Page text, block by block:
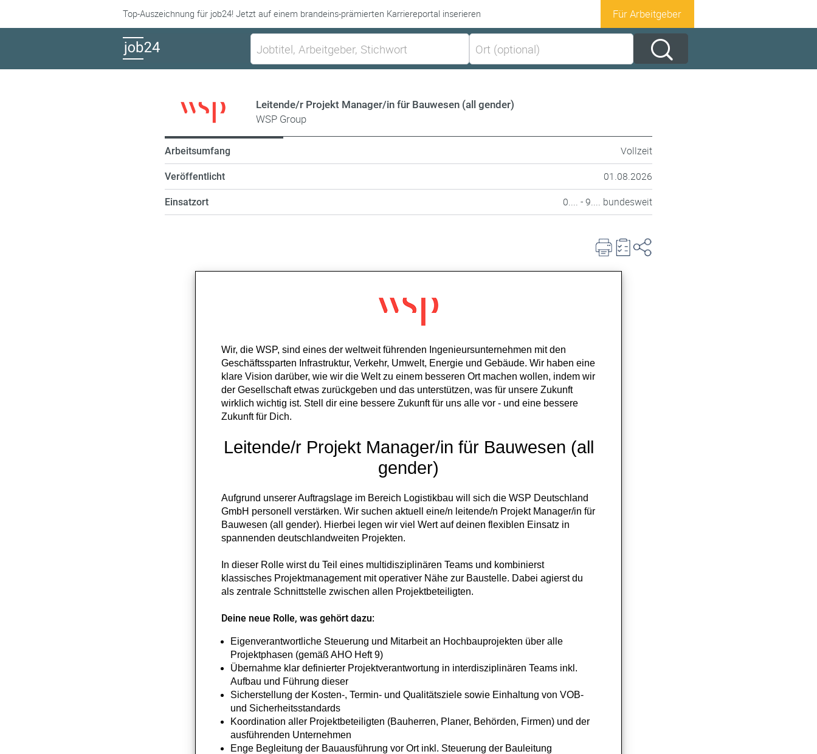
Top-Auszeichnung für job24! Jetzt auf einem brandeins-prämierten Karriereportal inserieren Für Arbeitgeber
Leitende/r Projekt Manager/in für Bauwesen (all gender)
WSP Group
Arbeitsumfang Vollzeit
Veröffentlicht 01.08.2026
Einsatzort 0.... - 9.... bundesweit
Wir, die WSP, sind eines der weltweit führenden Ingenieursunternehmen mit den
Geschäftssparten Infrastruktur, Verkehr, Umwelt, Energie und Gebäude. Wir haben eine
klare Vision darüber, wie wir die Welt zu einem besseren Ort machen wollen, indem wir
der Gesellschaft etwas zurückgeben und das unterstützen, was für unsere Zukunft
wirklich wichtig ist. Stell dir eine bessere Zukunft für uns alle vor - und eine bessere
Zukunft für Dich.
Leitende/r Projekt Manager/in für Bauwesen (all
gender)
Aufgrund unserer Auftragslage im Bereich Logistikbau will sich die WSP Deutschland
GmbH personell verstärken. Wir suchen aktuell eine/n leitende/n Projekt Manager/in für
Bauwesen (all gender). Hierbei legen wir viel Wert auf deinen flexiblen Einsatz in
spannenden deutschlandweiten Projekten.
In dieser Rolle wirst du Teil eines multidisziplinären Teams und kombinierst
klassisches Projektmanagement mit operativer Nähe zur Baustelle. Dabei agierst du
als zentrale Schnittstelle zwischen allen Projektbeteiligten.
Deine neue Rolle, was gehört dazu:
Eigenverantwortliche Steuerung und Mitarbeit an Hochbauprojekten über alle
Projektphasen (gemäß AHO Heft 9)
Übernahme klar definierter Projektverantwortung in interdisziplinären Teams inkl.
Aufbau und Führung dieser
Sicherstellung der Kosten-, Termin- und Qualitätsziele sowie Einhaltung von VOB-
und Sicherheitsstandards
Koordination aller Projektbeteiligten (Bauherren, Planer, Behörden, Firmen) und der
ausführenden Unternehmen
Enge Begleitung der Bauausführung vor Ort inkl. Steuerung der Bauleitung